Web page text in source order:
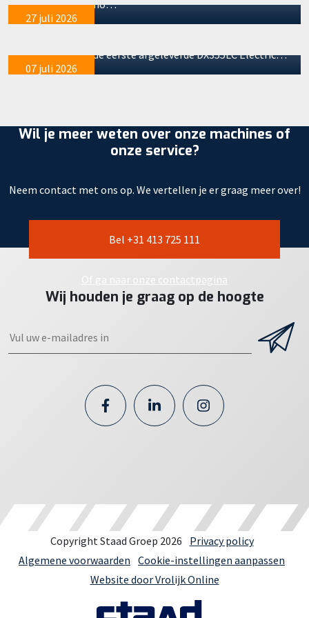
27 juli 2026
vaart. Het bijna ho…
07 juli 2026
nummer 2 en 3
soepel door. Na de eerste afgeleverde DX355LC Electric…
Wil je meer weten over onze machines of
onze service?
Neem contact met ons op. We vertellen je er graag meer over!
Bel +31 413 725 111
Of ga naar onze contactpagina
Wij houden je graag op de hoogte
Copyright Staad Groep 2026
Privacy policy
Algemene voorwaarden Cookie-instellingen aanpassen
Website door Vrolijk Online